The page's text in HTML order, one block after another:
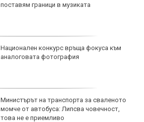
поставям граници в музиката
Национален конкурс връща фокуса към
аналоговата фотография
Министърът на транспорта за сваленото
момче от автобуса: Липсва човечност,
това не е приемливо